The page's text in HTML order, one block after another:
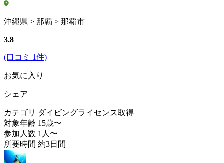
沖縄県 > 那覇 > 那覇市
3.8
(口コミ 1件)
お気に入り
シェア
カテゴリ ダイビングライセンス取得
対象年齢 15歳〜
参加人数 1人〜
所要時間 約3日間